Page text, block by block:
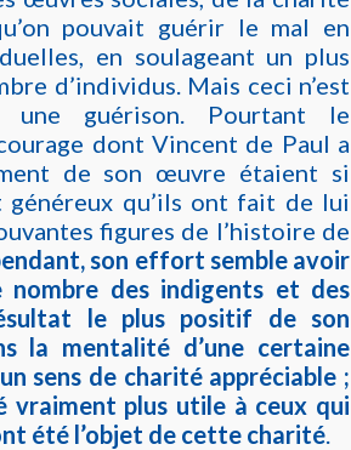
pouvait guérir le mal en
en soulageant un plus
d’individus. Mais ceci n’est
une guérison. Pourtant le
dont Vincent de Paul a
de son œuvre étaient si
qu’ils ont fait de lui
figures de l’histoire de
son effort semble avoir
des indigents et des
le plus positif de son
la mentalité d’une certaine
sens de charité appréciable ;
vraiment plus utile à ceux qui
été l’objet de cette charité.